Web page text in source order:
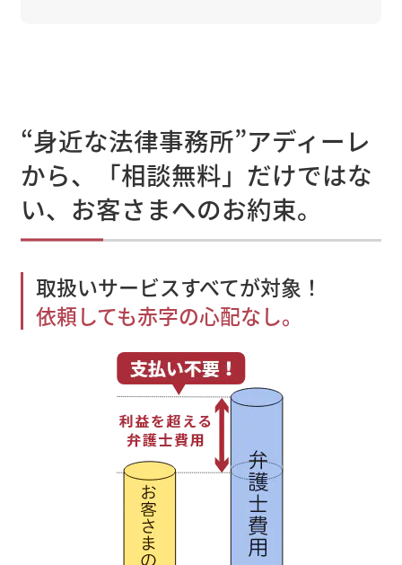
“身近な法律事務所”アディーレ
から、「相談無料」だけではな
い、お客さまへのお約束。
取扱いサービスすべてが対象！
依頼しても赤字の心配なし。